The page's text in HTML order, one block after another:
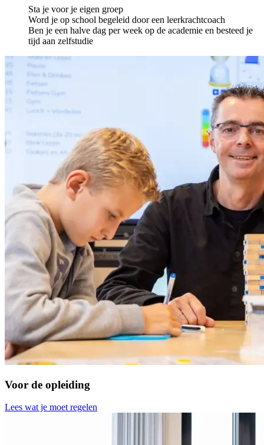
Sta je voor je eigen groep
Word je op school begeleid door een leerkrachtcoach
Ben je een halve dag per week op de academie en besteed je
tijd aan zelfstudie
Voor de opleiding
Lees wat je moet regelen